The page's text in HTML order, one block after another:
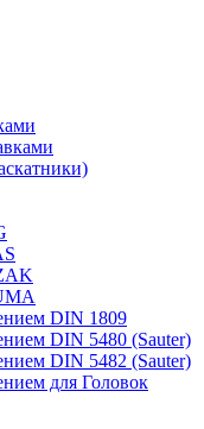
DIN 1809
DIN 5480 (Sauter)
DIN 5482 (Sauter)
для Головок